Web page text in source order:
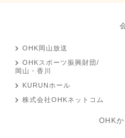
OHK岡山放送
OHKスポーツ振興財団/
岡山・香川
KURUNホール
株式会社OHKネットコム
OHK